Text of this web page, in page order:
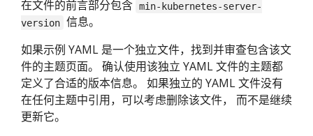
在文件的前言部分包含 min-kubernetes-server-
version 信息。
如果示例 YAML 是一个独立文件，找到并审查包含该文
件的主题页面。 确认使用该独立 YAML 文件的主题都
定义了合适的版本信息。 如果独立的 YAML 文件没有
在任何主题中引用，可以考虑删除该文件， 而不是继续
更新它。